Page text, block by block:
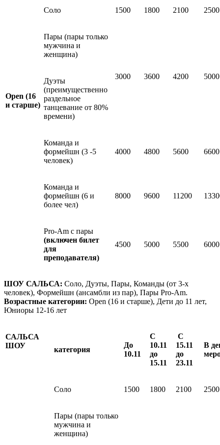
Open (16
и старше)
Соло 1500 1800 2100 2500
Пары (пары только
мужчина и
женщина)
3000 3600 4200 5000
Дуэты
(преимущественно
раздельное
танцевание от 80%
времени)
Команда и
формейшн (3 -5
человек)
4000 4800 5600 6600
Команда и
формейшн (6 и
более чел)
8000 9600 11200
Pro-Am с пары
(включен билет
для
преподавателя)
4500 5000 5500 6000
ШОУ САЛЬСА: Соло, Дуэты, Пары, Команды (от 3-х
человек), Формейшн (ансамбли из пар), Пары Pro-Am.
Возрастные категории: Open (16 и старше), Дети до 11 лет,
Юниоры 12-16 лет
САЛЬСА
ШОУ
категория
До
10.11
С
10.11
до
15.11
С
15.11
до
23.11
В
Соло 1500 1800 2100 2500
Пары (пары только
мужчина и
женщина)